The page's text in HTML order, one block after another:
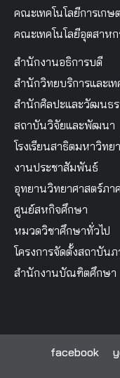
คณะเทคโนโลยีการเกษ
คณะเทคโนโลยีอุตสาห
สำนักงานอธิการบดี
สำนักวิทยบริการและเท
สำนักศิลปะและวัฒนธ
สถาบันวิจัยและพัฒนา
โรงเรียนสาธิตมหาวิทย
งานประชาสัมพันธ์
อุทยานวิทยาศาสตร์ภา
ศูนย์สหกิจศึกษา
หมวดวิชาศึกษาทั่วไป
โครงการจัดตั้งสถาบัน
สำนักงานบัณฑิตศึกษา
facebook